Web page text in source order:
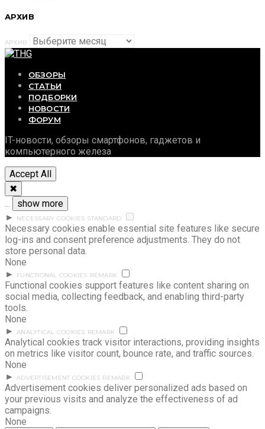
АРХИВ
АРХИВ
ОБЗОРЫ
СТАТЬИ
ПОДБОРКИ
НОВОСТИ
ФОРУМ
IT-новости, обзоры смартфонов, гаджетов и
компьютерного железа
Accept All
✖
show more
►
NECESSARY COOKIES STANDARD
Necessary cookies enable essential site features like secure
log-ins and consent preference adjustments. They do not
store personal data.
None
►
FUNCTIONAL COOKIES REMARK
Functional cookies support features like content sharing on
social media, collecting feedback, and enabling third-party
tools.
None
► ANALYTICAL COOKIES REMARK
Analytical cookies track visitor interactions, providing insights
on metrics like visitor count, bounce rate, and traffic sources.
None
► ADVERTISEMENT COOKIES REMARK
Advertisement cookies deliver personalized ads based on
your previous visits and analyze the effectiveness of ad
campaigns.
None